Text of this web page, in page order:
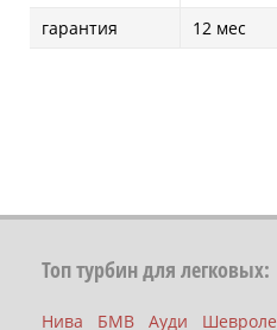
гарантия
12 мес
Топ турбин для легковых:
Нива БМВ Ауди Шевроле